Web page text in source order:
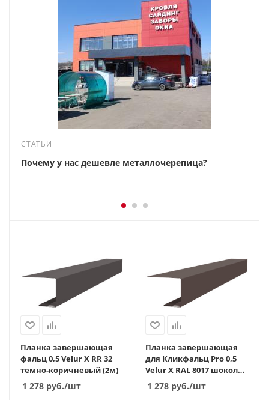
СТАТЬИ
Почему у нас дешевле металлочерепица?
Планка завершающая
фальц 0,5 Velur X RR 32
темно-коричневый (2м)
1 278 руб./шт
Планка завершающая
для Кликфальц Pro 0,5
Velur X RAL 8017 шоколад
(2м)
1 278 руб./шт